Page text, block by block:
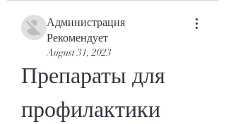
Администрация
Рекомендует
August 31, 2023
Препараты для
профилактики